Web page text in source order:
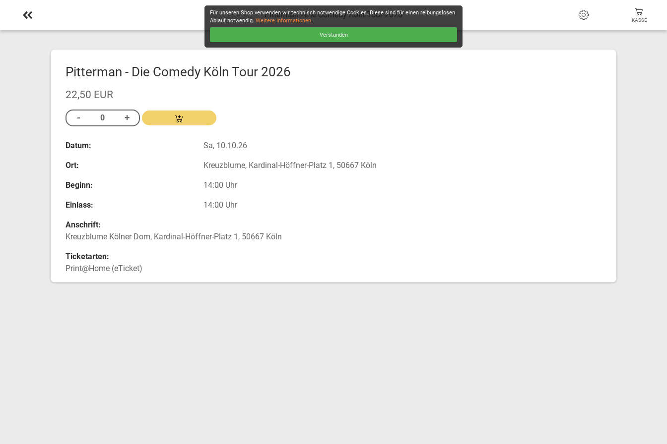
Pitterman - Die Comedy Köln Tour 2026
KASSE
Pitterman - Die Comedy Köln Tour 2026
22,50 EUR
Datum: Sa, 10.10.26
Ort: Kreuzblume, Kardinal-Höffner-Platz 1, 50667 Köln
Beginn: 14:00 Uhr
Einlass: 14:00 Uhr
Anschrift:
Kreuzblume Kölner Dom, Kardinal-Höffner-Platz 1, 50667 Köln
Ticketarten:
Print@Home (eTicket)
Für unseren Shop verwenden wir technisch notwendige Cookies. Diese sind für einen reibungslosen
Ablauf notwendig. Weitere Informationen.
Verstanden